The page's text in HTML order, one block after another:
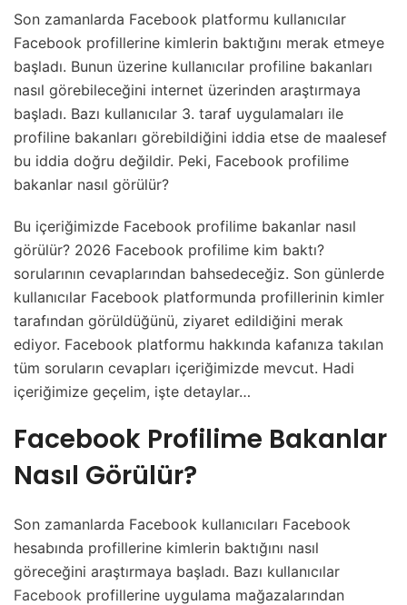
Son zamanlarda Facebook platformu kullanıcılar
Facebook profillerine kimlerin baktığını merak etmeye
başladı. Bunun üzerine kullanıcılar profiline bakanları
nasıl görebileceğini internet üzerinden araştırmaya
başladı. Bazı kullanıcılar 3. taraf uygulamaları ile
profiline bakanları görebildiğini iddia etse de maalesef
bu iddia doğru değildir. Peki, Facebook profilime
bakanlar nasıl görülür?
Bu içeriğimizde Facebook profilime bakanlar nasıl
görülür? 2026 Facebook profilime kim baktı?
sorularının cevaplarından bahsedeceğiz. Son günlerde
kullanıcılar Facebook platformunda profillerinin kimler
tarafından görüldüğünü, ziyaret edildiğini merak
ediyor. Facebook platformu hakkında kafanıza takılan
tüm soruların cevapları içeriğimizde mevcut. Hadi
içeriğimize geçelim, işte detaylar…
Facebook Profilime Bakanlar
Nasıl Görülür?
Son zamanlarda Facebook kullanıcıları Facebook
hesabında profillerine kimlerin baktığını nasıl
göreceğini araştırmaya başladı. Bazı kullanıcılar
Facebook profillerine uygulama mağazalarından